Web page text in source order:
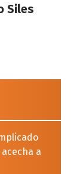
Siles
a